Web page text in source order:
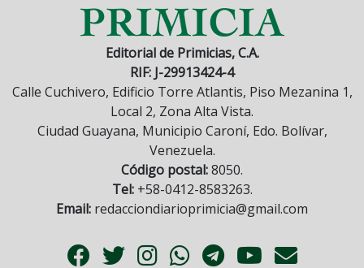
Editorial de Primicias, C.A.
RIF: J-29913424-4
Calle Cuchivero, Edificio Torre Atlantis, Piso Mezanina 1,
Local 2, Zona Alta Vista.
Ciudad Guayana, Municipio Caroní, Edo. Bolívar,
Venezuela.
Código postal:8050.
Tel:+58-0412-8583263.
Email: redacciondiarioprimicia@gmail.com